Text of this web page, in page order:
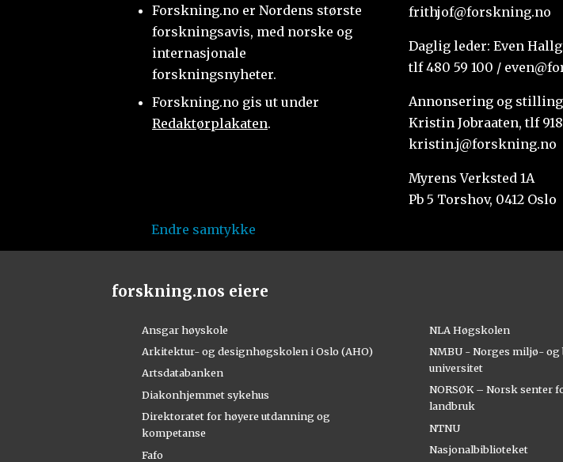
Forskning.no er Nordens største
forskningsavis, med norske og
internasjonale
forskningsnyheter.
Forskning.no gis ut under
Redaktørplakaten.
frithjof@forskning.no
Daglig leder: Even
tlf 480 59 100 /
Annonsering og
Kristin Jobraaten, tlf
kristin.j@forskning.no
Myrens Verksted 1A
Pb 5 Torshov, 0412 Oslo
Endre samtykke
forskning.nos eiere
Ansgar høyskole
Arkitektur- og designhøgskolen i Oslo (AHO)
Artsdatabanken
Diakonhjemmet sykehus
Direktoratet for høyere utdanning og
kompetanse
Fafo
NLA Høgskolen
NMBU - Norges miljø-
universitet
NORSØK – Norsk senter
landbruk
NTNU
Nasjonalbiblioteket